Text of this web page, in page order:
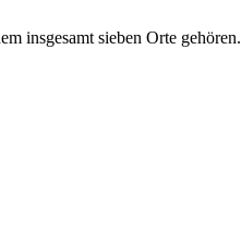
insgesamt sieben Orte gehören.